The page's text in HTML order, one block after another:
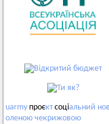
uarmy проєктсоціальний
оленою чекрижовою